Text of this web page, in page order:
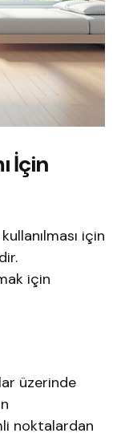
İçin
için
için
üzerinde
noktalardan